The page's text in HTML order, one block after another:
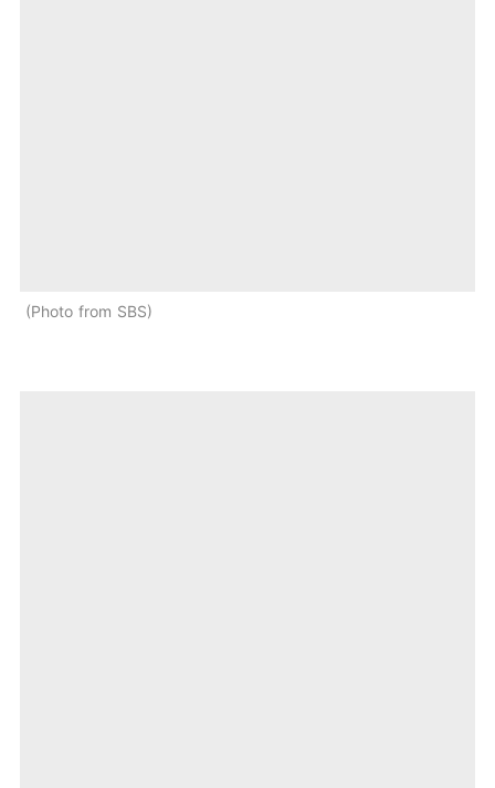
Photo from SBS